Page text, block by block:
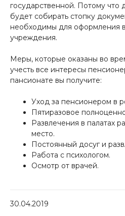
государственной. Потому что
будет собирать стопку
необходимы для оформления
учреждения.
Меры, которые оказаны во
учесть все интересы
пансионате вы получите:
Уход за пенсионером в
Пятиразовое
Развлечения в палатах
место.
Постоянный досуг и
Работа с психологом.
Осмотр от врачей.
30.04.2019